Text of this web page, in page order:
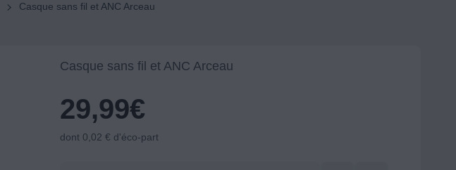
Casque sans fil et ANC Arceau
Casque sans fil et ANC Arceau
29,99€
dont 0,02 € d'éco-part